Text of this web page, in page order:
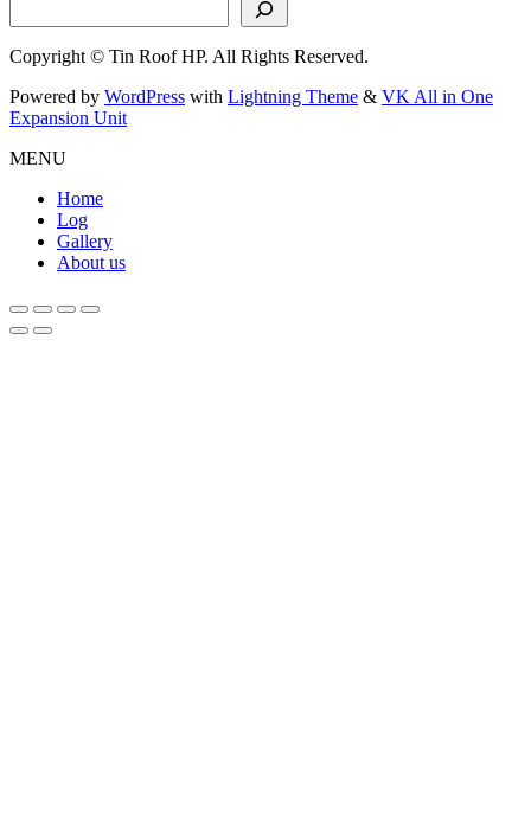
Copyright © Tin Roof HP. All Rights Reserved.
Powered by WordPress with Lightning Theme & VK All in One
Expansion Unit
MENU
Home
Log
Gallery
About us